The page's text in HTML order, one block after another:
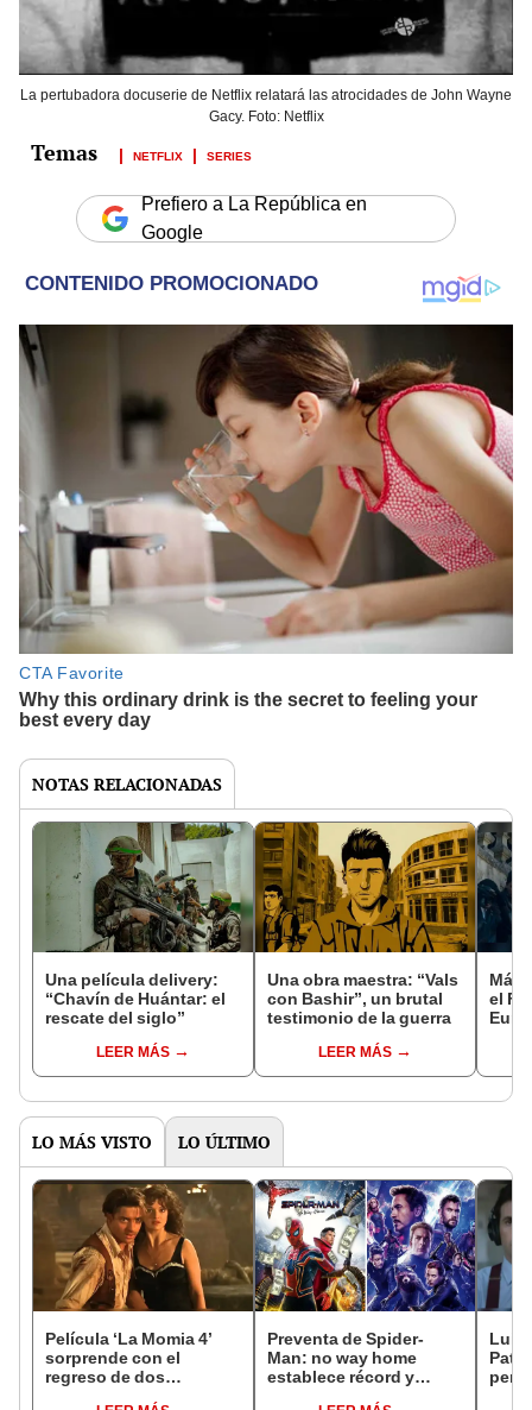
La pertubadora docuserie de Netflix relatará las atrocidades de John Wayne
Gacy. Foto: Netflix
NETFLIX SERIES
Prefiero a La República en
Google
NOTAS RELACIONADAS
Una película delivery:
“Chavín de Huántar: el
rescate del siglo”
LEER MÁS
Una obra maestra: “Vals
con Bashir”, un brutal
testimonio de la guerra
LEER MÁS
Más
el
LO MÁS VISTO LO ÚLTIMO
Película ‘La Momia 4’
sorprende con el
regreso de dos
Preventa de Spider-
Man: no way home
establece récord y
Luis